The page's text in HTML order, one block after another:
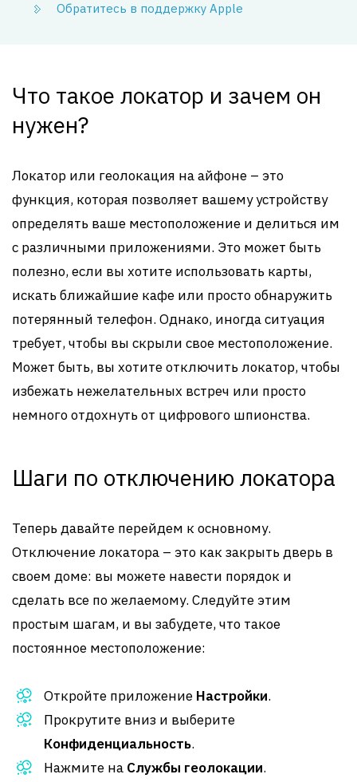
Обратитесь в поддержку Apple
Что такое локатор и зачем он
нужен?
Локатор или геолокация на айфоне – это
функция, которая позволяет вашему устройству
определять ваше местоположение и делиться им
с различными приложениями. Это может быть
полезно, если вы хотите использовать карты,
искать ближайшие кафе или просто обнаружить
потерянный телефон. Однако, иногда ситуация
требует, чтобы вы скрыли свое местоположение.
Может быть, вы хотите отключить локатор, чтобы
избежать нежелательных встреч или просто
немного отдохнуть от цифрового шпионства.
Шаги по отключению локатора
Теперь давайте перейдем к основному.
Отключение локатора – это как закрыть дверь в
своем доме: вы можете навести порядок и
сделать все по желаемому. Следуйте этим
простым шагам, и вы забудете, что такое
постоянное местоположение:
Откройте приложение Настройки.
Прокрутите вниз и выберите
Конфиденциальность.
Нажмите на Службы геолокации.